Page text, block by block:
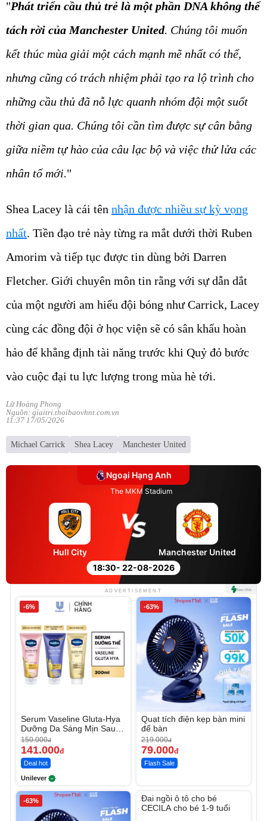
"Phát triển cầu thủ trẻ là một phần DNA không thể
tách rời của Manchester United. Chúng tôi muốn
kết thúc mùa giải một cách mạnh mẽ nhất có thể,
nhưng cũng có trách nhiệm phải tạo ra lộ trình cho
những cầu thủ đã nỗ lực quanh nhóm đội một suốt
thời gian qua. Chúng tôi cần tìm được sự cân bằng
giữa niềm tự hào của câu lạc bộ và việc thử lửa các
nhân tố mới."
Shea Lacey là cái tên nhận được nhiều sự kỳ vọng
nhất. Tiền đạo trẻ này từng ra mắt dưới thời Ruben
Amorim và tiếp tục được tin dùng bởi Darren
Fletcher. Giới chuyên môn tin rằng với sự dẫn dắt
của một người am hiểu đội bóng như Carrick, Lacey
cùng các đồng đội ở học viện sẽ có sân khấu hoàn
hảo để khẳng định tài năng trước khi Quỷ đỏ bước
vào cuộc đại tu lực lượng trong mùa hè tới.
Lữ Hoàng Phong
Nguồn: giaitri.thoibaovhnt.com.vn
11:37 17/05/2026
Michael Carrick Shea Lacey Manchester United
Ngoại Hạng Anh
The MKM Stadium
18:30- 22-08-2026
Hull City Manchester United
ADVERTISEMENT
-6%
Serum Vaseline Gluta-Hya
Dưỡng Da Sáng Mịn Sau 7
Ngày
150.000đ
141.000đ
Deal hot
Unilever
-63%
Quạt tích điện kẹp bàn mini
để bàn
219.000đ
79.000đ
Flash Sale
-63%
Đai ngồi ô tô cho bé
CECILA cho bé 1-9 tuổi